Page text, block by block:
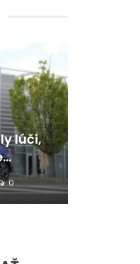
lúči,
0